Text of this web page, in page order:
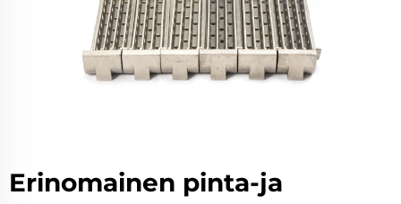
Erinomainen pinta-ja